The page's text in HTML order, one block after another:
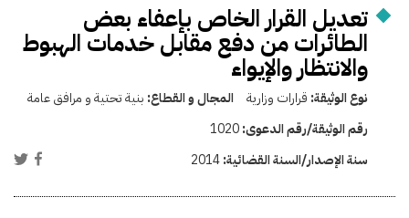
تعديل القرار الخاص بإعفاء بعض
الطائرات من دفع مقابل خدمات الهبوط
والانتظار والإيواء
نوع الوثيقة: قرارات وزارية المجال و القطاع: بنية تحتية و مرافق عامة
رقم الوثيقة/رقم الدعوى:1020
سنة الإصدار/السنة القضائية:2014